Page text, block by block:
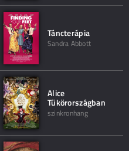
Táncterápia
Sandra Abbott
Alice
Tükörországban
szinkronhang